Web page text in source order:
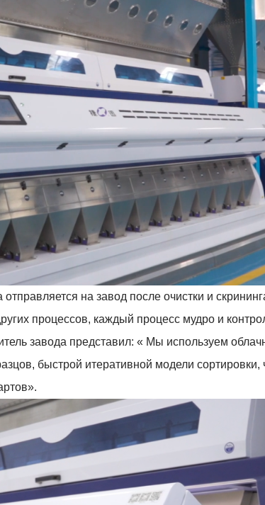
на завод после очистки и
процессов, каждый процесс мудро и
завода представил: « Мы используем
быстрой итеративной модели сортировки,